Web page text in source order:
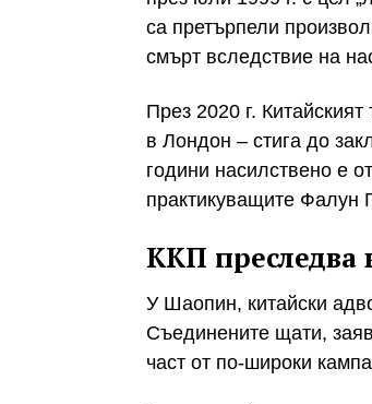
са претърпели
смърт вследствие на
През 2020 г.
в Лондон – стига до
години насилствено е
практикуващите Фалун
ККП преследва
У Шаопин, китайски
Съединените щати,
част от по-широки